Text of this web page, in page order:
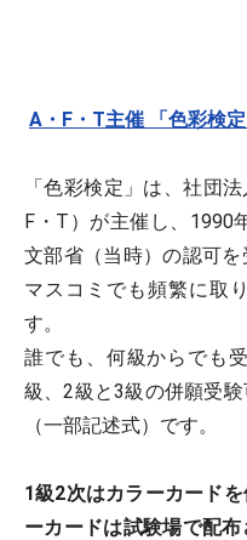
A・F・T主催 「色彩検定
「色彩検定」は、社団
F・T）が主催し、1990
文部省（当時）の認可を
マスコミでも頻繁に取
す。
誰でも、何級からでも
級、2級と3級の併願受
（一部記述式）です。
1級2次はカラーカード
ーカードは試験場で配